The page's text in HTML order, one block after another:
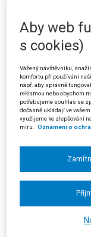
žaloba na ochranu
dospěl k závěru, že
84 s. ř. s. zachovat
žaloby. Objektivní
Městský soud se tak
lhůty je nutné počítat
zásah je nezákonný.
zákoně ani v
správního soudu ze
Sb. NSS. Žalobce
soudu čj. 8 As 27/2012-
Žalobce
stížnost, v níž
žaloby, které provedl
vyplývá, že lhůta běží
Aby web
s cookies)
Vážený návštěvníku,
komfortu při používání
např. aby správně
reklamou nebo abychom
potřebujeme souhlas se
dočasně ukládají ve
využijeme ke zlepšování
míru.
Oznámení o